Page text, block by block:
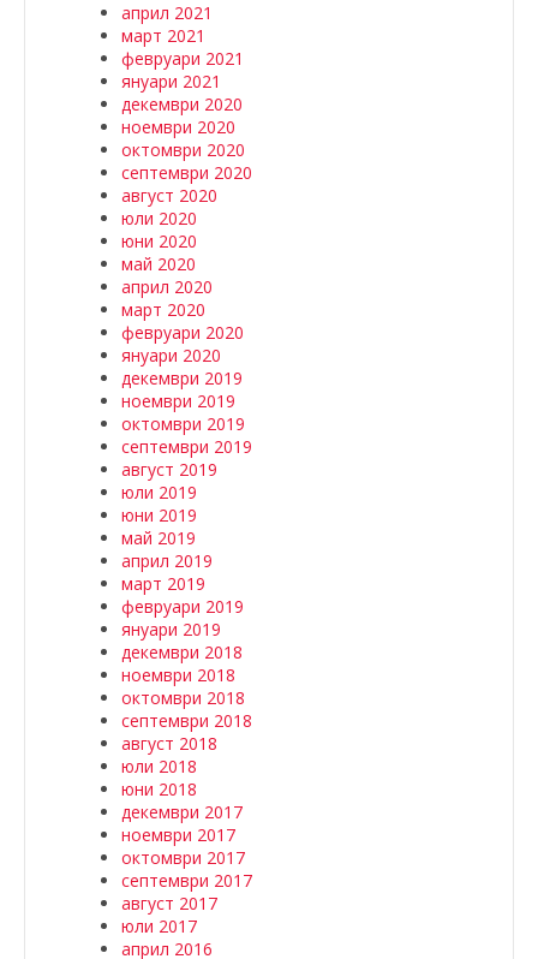
април 2021
март 2021
февруари 2021
януари 2021
декември 2020
ноември 2020
октомври 2020
септември 2020
август 2020
юли 2020
юни 2020
май 2020
април 2020
март 2020
февруари 2020
януари 2020
декември 2019
ноември 2019
октомври 2019
септември 2019
август 2019
юли 2019
юни 2019
май 2019
април 2019
март 2019
февруари 2019
януари 2019
декември 2018
ноември 2018
октомври 2018
септември 2018
август 2018
юли 2018
юни 2018
декември 2017
ноември 2017
октомври 2017
септември 2017
август 2017
юли 2017
април 2016